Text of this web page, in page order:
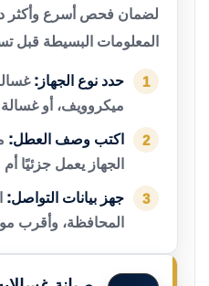
لضمان فحص أسرع وأكثر
المعلومات البسيطة قبل
1 حدد نوع الجهاز:
ميكروويف، أو
2 اكتب وصف العطل:
الجهاز يعمل جزئيًا
3 جهز بيانات التواصل:
المحافظة، وأقرب